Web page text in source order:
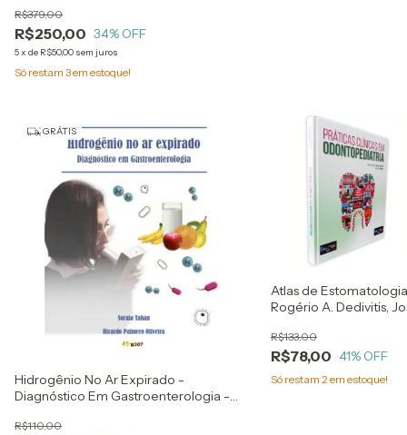
E Luciana Rodrigues Silva
R$250,00
R$379,00
34% OFF
5x de R$50,00 sem juros
Só restam 3em estoque!
GRÁTIS
Hidrogênio No Ar Expirado -
Diagnóstico Em Gastroenterologia -
R$110,00
Atlas de
Rogério A. Dedivitis,
Mahmoud
R$78,00
R$133,00
41% OFF
Só restam 2em estoque!